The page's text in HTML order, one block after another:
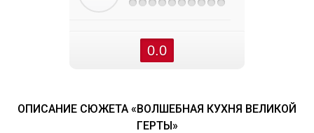
0.0
ОПИСАНИЕ СЮЖЕТА «ВОЛШЕБНАЯ КУХНЯ ВЕЛИКОЙ
ГЕРТЫ»